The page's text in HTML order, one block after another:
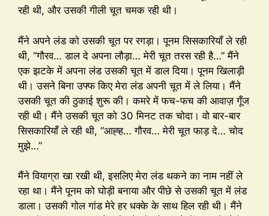
रही थी, और उसकी गीली चूत चमक रही थी।
मैंने अपने लंड को उसकी चूत पर रगड़ा। पूनम सिसकारियाँ ले रही
थी, “गौरव… डाल दे अपना लौड़ा… मेरी चूत तरस रही है…” मैंने
एक झटके में अपना लंड उसकी चूत में डाल दिया। पूनम खिलाड़ी
थी। उसने बिना उफ्फ किए मेरा लंड अपनी चूत में ले लिया। मैंने
उसकी चूत की ठुकाई शुरू की। कमरे में फच-फच की आवाज़ गूँज
रही थी। मैंने उसकी चूत को 30 मिनट तक चोदा। वो बार-बार
सिसकारियाँ ले रही थी, “आह्ह… गौरव… मेरी चूत फाड़ दे… चोद
मुझे…”
मैंने वियाग्रा खा रखी थी, इसलिए मेरा लंड थकने का नाम नहीं ले
रहा था। मैंने पूनम को घोड़ी बनाया और पीछे से उसकी चूत में लंड
डाला। उसकी गोल गांड मेरे हर धक्के के साथ हिल रही थी। मैंने